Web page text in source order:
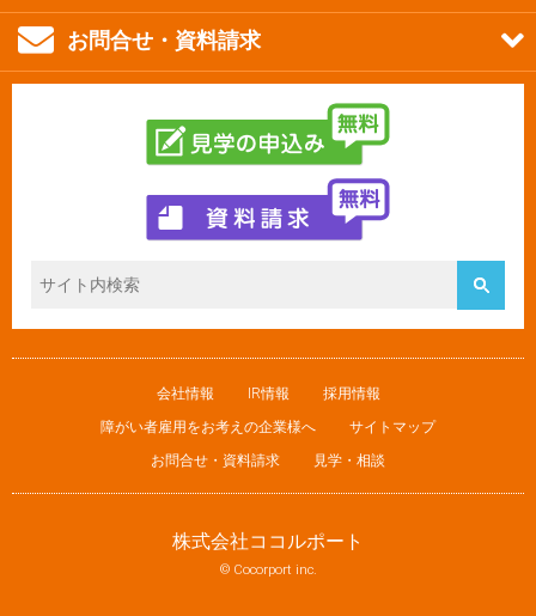
お問合せ・資料請求
会社情報 IR情報
採用情報
障がい者雇用をお考えの企業様へ
サイトマップ
お問合せ・資料請求
見学・相談
株式会社ココルポート
© Cocorport inc.